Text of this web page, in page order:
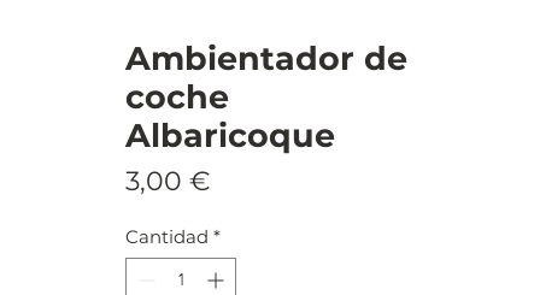
Ambientador de
coche
Albaricoque
3,00 €
Cantidad *